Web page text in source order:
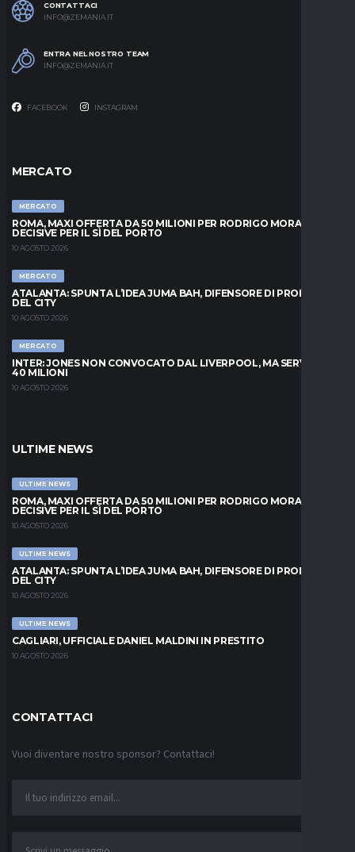
CONTATTACI
INFO@ZEMANIA.IT
ENTRA NEL NOSTRO TEAM
INFO@ZEMANIA.IT
FACEBOOK INSTAGRAM
MERCATO
MERCATO
ROMA, MAXI OFFERTA DA 50 MILIONI PER RODRIGO MORA: ORE
DECISIVE PER IL SÌ DEL PORTO
10 AGOSTO 2026
MERCATO
ATALANTA: SPUNTA L’IDEA JUMA BAH, DIFENSORE DI PROPRIETÀ
DEL CITY
10 AGOSTO 2026
MERCATO
INTER: JONES NON CONVOCATO DAL LIVERPOOL, MA SERVONO
40 MILIONI
10 AGOSTO 2026
ULTIME NEWS
ULTIME NEWS
ROMA, MAXI OFFERTA DA 50 MILIONI PER RODRIGO MORA: ORE
DECISIVE PER IL SÌ DEL PORTO
10 AGOSTO 2026
ULTIME NEWS
ATALANTA: SPUNTA L’IDEA JUMA BAH, DIFENSORE DI PROPRIETÀ
DEL CITY
10 AGOSTO 2026
ULTIME NEWS
CAGLIARI, UFFICIALE DANIEL MALDINI IN PRESTITO
10 AGOSTO 2026
CONTATTACI
Vuoi diventare nostro sponsor? Contattaci!